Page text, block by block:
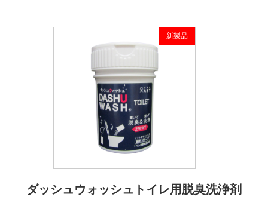
新製品
ダッシュウォッシュトイレ用脱臭洗浄剤